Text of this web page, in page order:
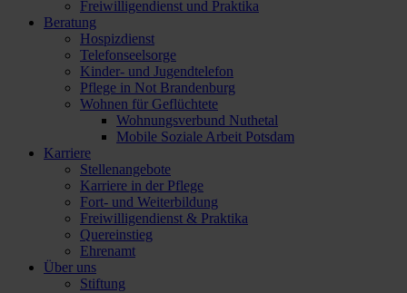
Freiwilligendienst und Praktika
Beratung
Hospizdienst
Telefonseelsorge
Kinder- und Jugendtelefon
Pflege in Not Brandenburg
Wohnen für Geflüchtete
Wohnungsverbund Nuthetal
Mobile Soziale Arbeit Potsdam
Karriere
Stellenangebote
Karriere in der Pflege
Fort- und Weiterbildung
Freiwilligendienst & Praktika
Quereinstieg
Ehrenamt
Über uns
Stiftung